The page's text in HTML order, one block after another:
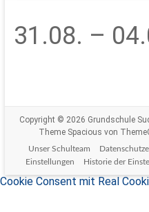
31.08. –
Copyright © 2026 Grundschule
Theme Spacious von
Unser Schulteam
Einstellungen
Historie der
Cookie Consent mit Real